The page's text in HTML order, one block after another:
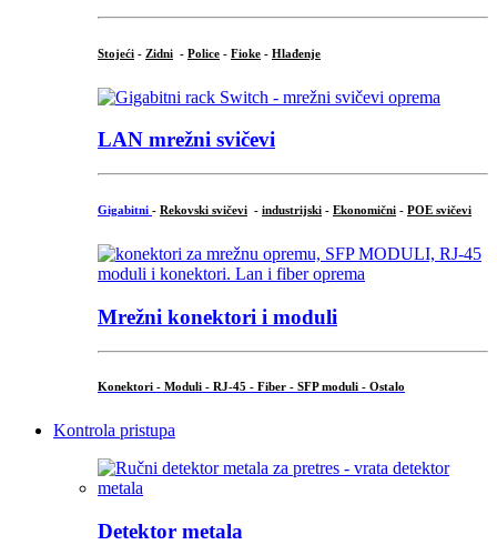
Stojeći - Zidni - Police - Fioke - Hlađenje
LAN mrežni svičevi
Gigabitni - Rekovski svičevi - industrijski - Ekonomični - POE svičevi
Mrežni konektori i moduli
Konektori - Moduli - RJ-45 - Fiber - SFP moduli - Ostalo
Kontrola pristupa
Detektor metala